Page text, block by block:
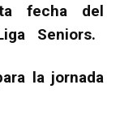
fecha del
Seniors.
la jornada